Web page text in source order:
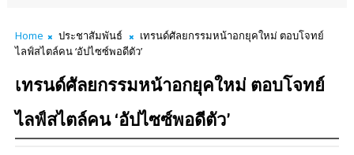
Home ประชาสัมพันธ์
เทรนด์ศัลยกรรมหน้าอกยุคใหม่ ตอบโจทย์
ไลฟ์สไตล์คน ‘อัปไซซ์พอดีตัว’
เทรนด์ศัลยกรรมหน้าอกยุคใหม่ ตอบโจทย์
ไลฟ์สไตล์คน ‘อัปไซซ์พอดีตัว’